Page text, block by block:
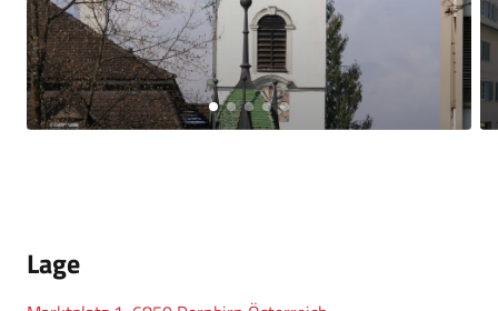
Lage